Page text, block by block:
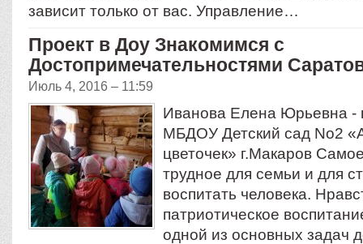
зависит только от вас. Управление…
Проект в Доу Знакомимся с
Достопримечательностями
Июль 4, 2016 – 11:59
Иванова Елена Юрьевна -
МБДОУ Детский сад No2
цветочек» г.Макаров
трудное для семьи и для
воспитать человека.
патриотическое
одной из основных задач